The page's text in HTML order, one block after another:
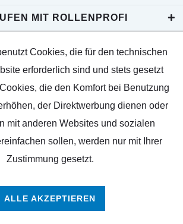
MIT ROLLENPROFI
Cookies, die für den technischen
erforderlich sind und stets gesetzt
die den Komfort bei Benutzung
der Direktwerbung dienen oder
mit anderen Websites und sozialen
sollen, werden nur mit Ihrer
Zustimmung gesetzt.
ALLE AKZEPTIEREN